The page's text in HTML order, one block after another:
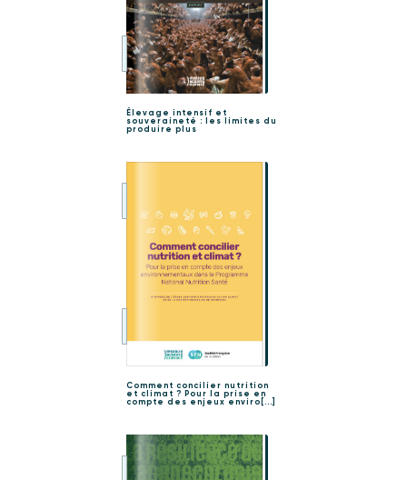
Élevage intensif et
souveraineté : les limites du
produire plus
Comment concilier nutrition
et climat ? Pour la prise en
compte des enjeux enviro[...]